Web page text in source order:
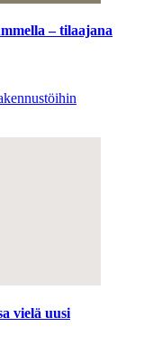
– tilaajana
vielä uusi